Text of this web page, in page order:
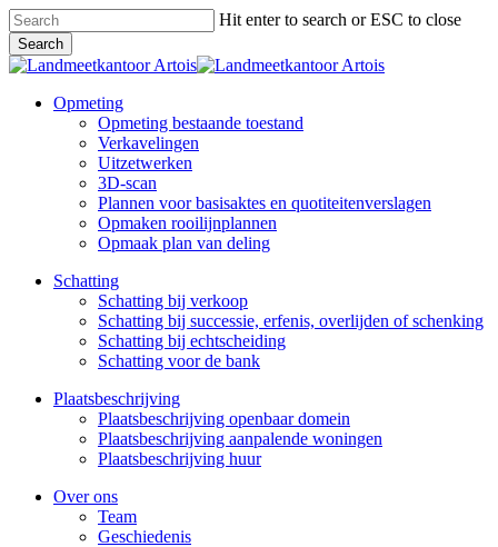
Skip
to
main
content
Hit enter to search or ESC to close
Search
Close
Menu
Opmeting
Opmeting bestaande toestand
Verkavelingen
Uitzetwerken
3D-scan
Plannen voor basisaktes en quotiteitenverslagen
Opmaken rooilijnplannen
Opmaak plan van deling
Schatting
Schatting bij verkoop
Schatting bij successie, erfenis, overlijden of schenking
Schatting bij echtscheiding
Schatting voor de bank
Plaatsbeschrijving
Plaatsbeschrijving openbaar domein
Plaatsbeschrijving aanpalende woningen
Plaatsbeschrijving huur
Over ons
Team
Geschiedenis